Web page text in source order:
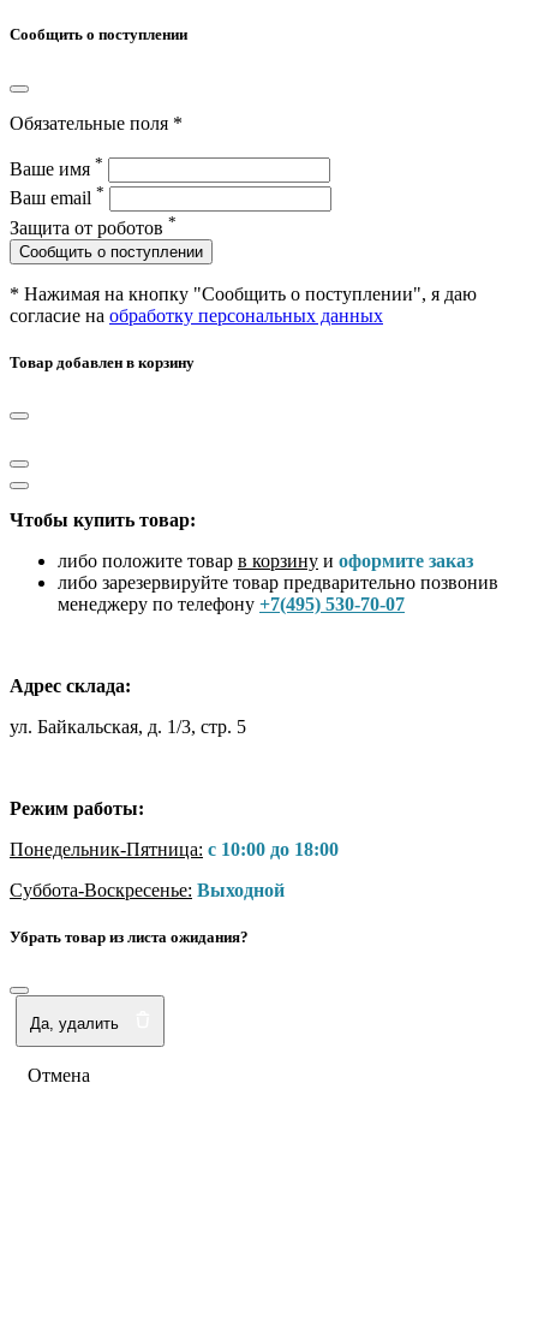
Сообщить о поступлении
Обязательные поля *
Ваше имя *
Ваш email *
Защита от роботов *
Сообщить о поступлении
* Нажимая на кнопку "Сообщить о поступлении", я даю
согласие на обработку персональных данных
Товар добавлен в корзину
Чтобы купить товар:
либо положите товар в корзину и оформите заказ
либо зарезервируйте товар предварительно позвонив
менеджеру по телефону +7(495) 530-70-07
Адрес склада:
ул. Байкальская, д. 1/3, стр. 5
Режим работы:
Понедельник-Пятница: с 10:00 до 18:00
Суббота-Воскресенье: Выходной
Убрать товар из листа ожидания?
Да, удалить
Отмена